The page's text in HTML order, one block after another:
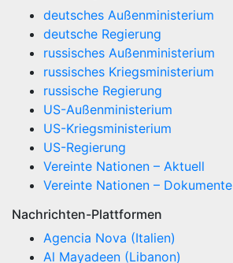
deutsches Außenministerium
deutsche Regierung
russisches Außenministerium
russisches Kriegsministerium
russische Regierung
US-Außenministerium
US-Kriegsministerium
US-Regierung
Vereinte Nationen – Aktuell
Vereinte Nationen – Dokumente
Nachrichten-Plattformen
Agencia Nova (Italien)
Al Mayadeen (Libanon)